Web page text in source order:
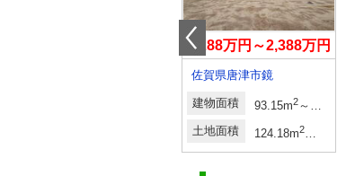
2,288万円～2,388万円
佐賀県唐津市鏡
建物面積 93.15m2～94.77m
土地面積 124.18m2～167.25m